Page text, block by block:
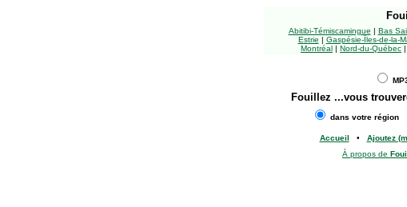
Abitibi-Témiscamingue | Bas
Estrie | Gaspésie-Îles-de-la-
Montréal | Nord-du-Québec |
Fouillez ...vous
dans votre région
Accueil • Ajoutez
À propos de